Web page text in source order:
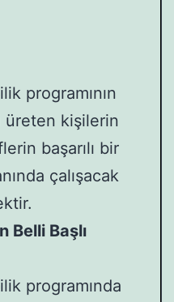
programının
üreten kişilerin
başarılı bir
çalışacak
Belli Başlı
programında